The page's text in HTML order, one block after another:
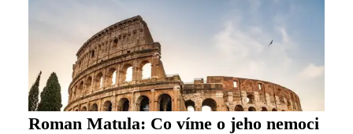
Roman Matula: Co víme o jeho nemoci